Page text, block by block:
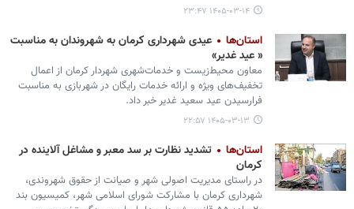
۱۴۰۵-۰۳-۱۴ ۲۳:۴۷
استان‌ها
عیدی شهرداری کرمان به شهروندان به مناسبت
« عید غدیر»
معاون محیط‌زیست و خدمات‌شهری شهردار کرمان از اعمال
تخفیف‌های ویژه و ارائه خدمات رایگان در شهربازی به مناسبت
فرارسیدن عید سعید غدیر خبر داد.
۱۴۰۵-۰۳-۱۳ ۲۲:۵۷
استان‌ها
تشدید نظارت بر سد معبر و مشاغل آلاینده در
کرمان
در راستای مدیریت اصولی شهر و صیانت از حقوق شهروندی،
شهرداری کرمان با مشارکت شورای اسلامی شهر، کمیسیون بند